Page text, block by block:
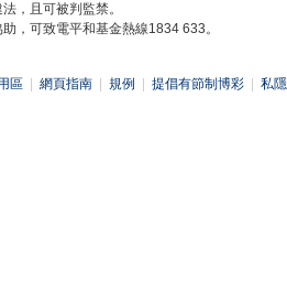
，且可被判監禁。
，可致電平和基金熱線1834 633。
區 網頁指南 規例 提倡有節制博彩 私